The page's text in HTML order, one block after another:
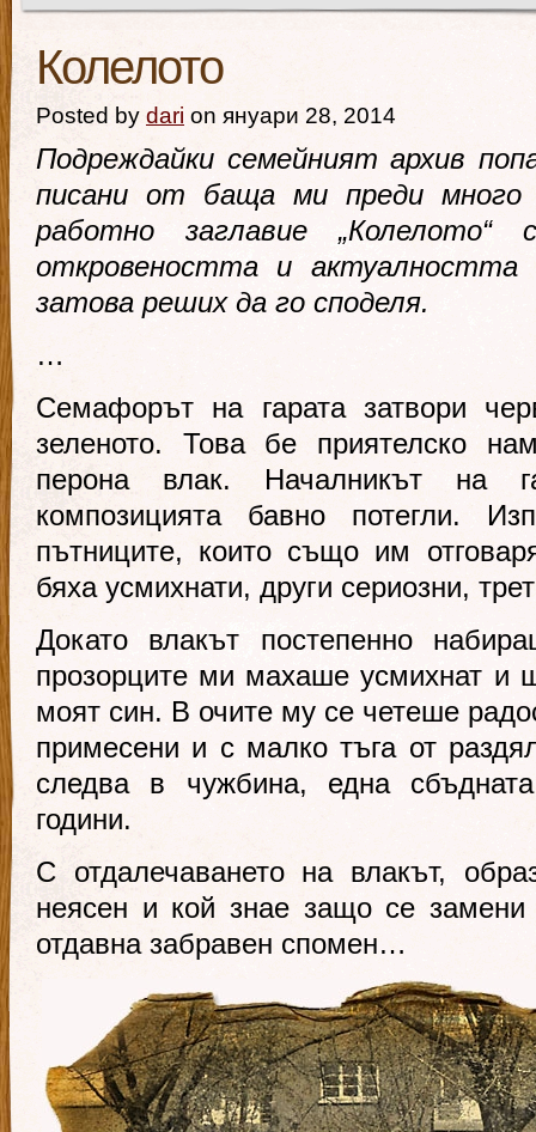
Колелото
Posted by dari on януари 28, 2014
Подреждайки семейният архив
писани от баща ми преди
работно заглавие
откровеността и
затова реших да го споделя.
…
Семафорът на гарата затвори
зеленото. Това бе приятелско
перона влак. Началникът на
композицията бавно потегли.
пътниците, които също им
бяха усмихнати, други сериозни,
Докато влакът постепенно
прозорците ми махаше усмихнат и
моят син. В очите му се четеше
примесени и с малко тъга от
следва в чужбина, една
години.
С отдалечаването на влакът,
неясен и кой знае защо се
отдавна забравен спомен…